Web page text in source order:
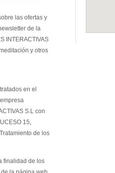
las ofertas y
de la
INTERACTIVAS
y otros
en el
S.L con
15,
de los
finalidad de los